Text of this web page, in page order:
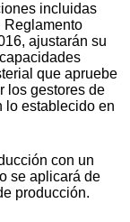
incluidas
Reglamento
ajustarán su
que apruebe
los gestores de
lo establecido en
con un
se aplicará de
producción.